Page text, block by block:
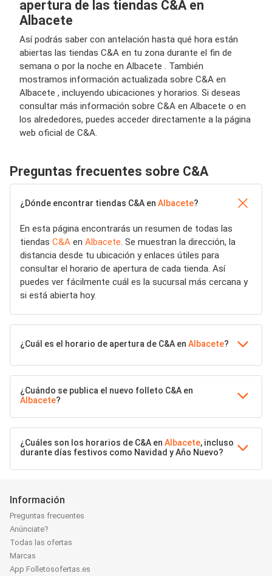
apertura de las tiendas C&A en
Albacete
Así podrás saber con antelación hasta qué hora están
abiertas las tiendas C&A en tu zona durante el fin de
semana o por la noche en Albacete . También
mostramos información actualizada sobre C&A en
Albacete , incluyendo ubicaciones y horarios. Si deseas
consultar más información sobre C&A en Albacete o en
los alrededores, puedes acceder directamente a la página
web oficial de C&A.
Preguntas frecuentes sobre C&A
¿Dónde encontrar tiendas C&A en Albacete?
En esta página encontrarás un resumen de todas las
tiendas C&A en Albacete. Se muestran la dirección, la
distancia desde tu ubicación y enlaces útiles para
consultar el horario de apertura de cada tienda. Así
puedes ver fácilmente cuál es la sucursal más cercana y
si está abierta hoy.
¿Cuál es el horario de apertura de C&A en Albacete?
¿Cuándo se publica el nuevo folleto C&A en
Albacete?
¿Cuáles son los horarios de C&A en Albacete, incluso
durante días festivos como Navidad y Año Nuevo?
Información
Preguntas frecuentes
Anúnciate?
Todas las ofertas
Marcas
App Folletosofertas.es